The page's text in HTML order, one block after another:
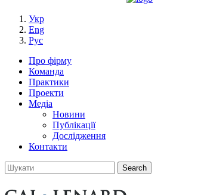
Укр
Eng
Рус
Про фірму
Команда
Практики
Проекти
Медіа
Новини
Публікації
Дослідження
Контакти